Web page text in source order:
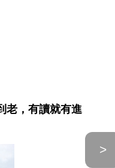
老，有讀就有進
>